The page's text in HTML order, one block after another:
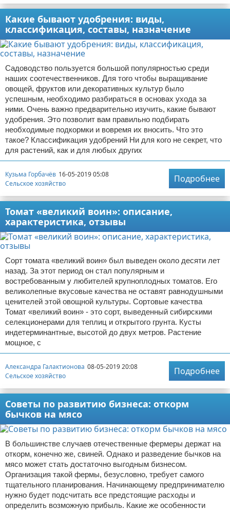
Какие бывают удобрения: виды,
классификация, составы, назначение
Садоводство пользуется большой популярностью среди
наших соотечественников. Для того чтобы выращивание
овощей, фруктов или декоративных культур было
успешным, необходимо разбираться в основах ухода за
ними. Очень важно предварительно изучить, какие бывают
удобрения. Это позволит вам правильно подбирать
необходимые подкормки и вовремя их вносить. Что это
такое? Классификация удобрений Ни для кого не секрет, что
для растений, как и для любых других
Кузьма Горбачёв 16-05-2019 05:08
Сельское хозяйство
Подробнее
Томат «великий воин»: описание,
характеристика, отзывы
Сорт томата «великий воин» был выведен около десяти лет
назад. За этот период он стал популярным и
востребованным у любителей крупноплодных томатов. Его
великолепные вкусовые качества не оставят равнодушными
ценителей этой овощной культуры. Сортовые качества
Томат «великий воин» - это сорт, выведенный сибирскими
селекционерами для теплиц и открытого грунта. Кусты
индетерминантные, высотой до двух метров. Растение
мощное, с
Александра Галактионова 08-05-2019 20:08
Сельское хозяйство
Подробнее
Советы по развитию бизнеса: откорм
бычков на мясо
В большинстве случаев отечественные фермеры держат на
откорм, конечно же, свиней. Однако и разведение бычков на
мясо может стать достаточно выгодным бизнесом.
Организация такой фермы, безусловно, требует самого
тщательного планирования. Начинающему предпринимателю
нужно будет подсчитать все предстоящие расходы и
определить возможную прибыль. Какие же особенности